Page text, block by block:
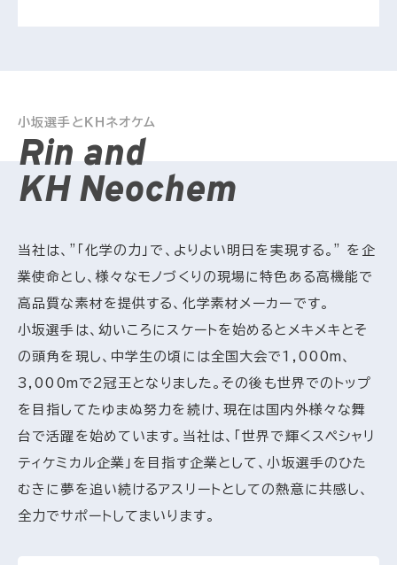
小坂選手とＫＨネオケム
Rin and
KH Neochem
当社は、”「化学の力」で、よりよい明日を実現する。” を企
業使命とし、様々なモノづくりの現場に特色ある高機能で
高品質な素材を提供する、化学素材メーカーです。
小坂選手は、幼いころにスケートを始めるとメキメキとそ
の頭角を現し、中学生の頃には全国大会で1,000m、
3,000mで2冠王となりました。その後も世界でのトップ
を目指してたゆまぬ努力を続け、現在は国内外様々な舞
台で活躍を始めています。当社は、「世界で輝くスペシャリ
ティケミカル企業」を目指す企業として、小坂選手のひた
むきに夢を追い続けるアスリートとしての熱意に共感し、
全力でサポートしてまいります。